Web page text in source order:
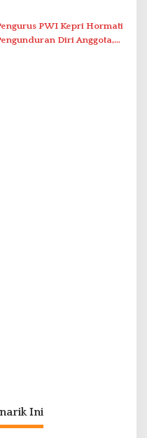
NelayanPWI Kepri Hormati
Diri Anggota,
Ini